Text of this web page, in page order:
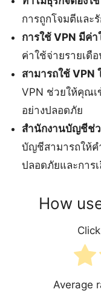
การถูกโจมตีและ
การใช้ VPN มีค่
ค่าใช้จ่ายรายเดื
สามารถใช้ VPN
VPN ช่วยให้คุณเ
อย่างปลอดภัย
สำนักงานบัญชีช่ว
บัญชีสามารถให้ค
ปลอดภัยและการ
How
Average